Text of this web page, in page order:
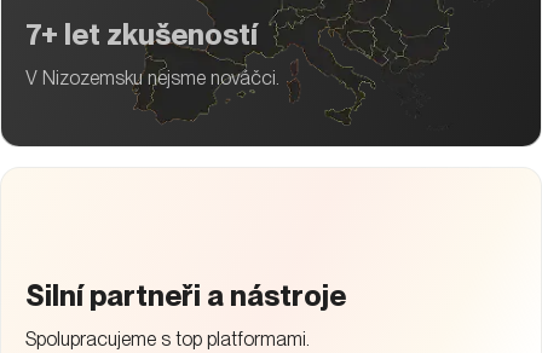
7+ let zkušeností
V Nizozemsku nejsme nováčci.
Silní partneři a nástroje
Spolupracujeme s top platformami.